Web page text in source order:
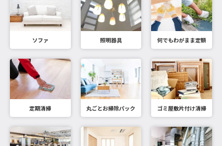
ソファ 照明器具 何でもわがまま定額
定期清掃 丸ごとお掃除パック ゴミ屋敷片付け清掃